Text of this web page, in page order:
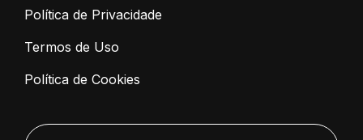
Política de Privacidade
Termos de Uso
Política de Cookies